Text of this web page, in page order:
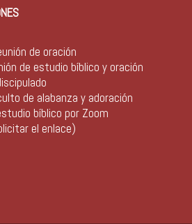
de oración
de estudio bíblico y oración
de alabanza y adoración
bíblico por Zoom
el enlace)